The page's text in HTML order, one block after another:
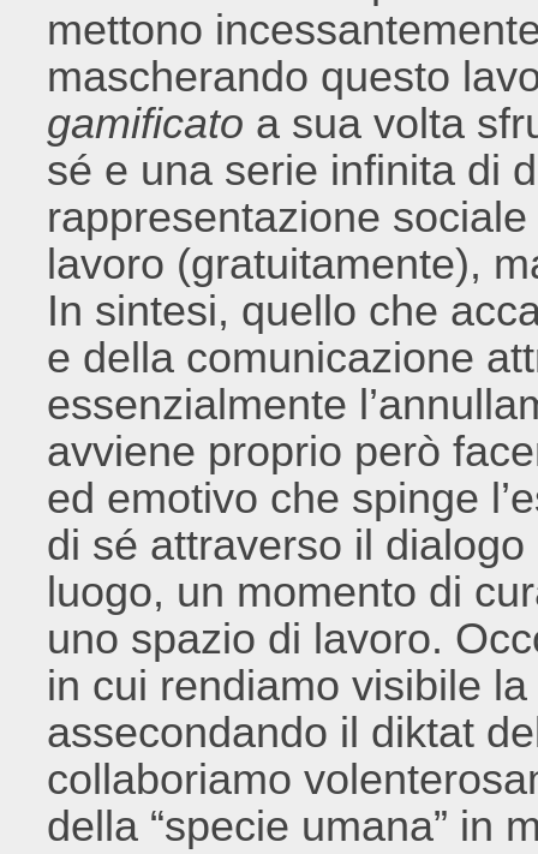
mettono
mascherando questo
gamificato a sua volta
sé e una serie infinita di
rappresentazione
lavoro (gratuitamente),
In sintesi, quello che
e della comunicazione
essenzialmente
avviene proprio però
ed emotivo che spinge
di sé attraverso il
luogo, un momento di
uno spazio di lavoro.
in cui rendiamo visibile
assecondando il diktat
collaboriamo
della “specie umana” in